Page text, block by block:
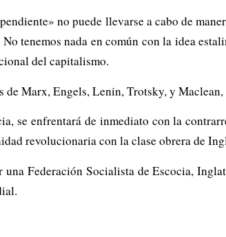
no puede llevarse a cabo de
tenemos nada en común con la idea
del capitalismo.
de Marx, Engels, Lenin, Trotsky, y
se enfrentará de inmediato con la
revolucionaria con la clase obrera de
una Federación Socialista de Escocia,